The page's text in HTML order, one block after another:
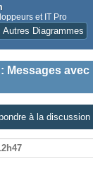
et IT Pro
Autres Diagrammes
: Messages
à la discussion